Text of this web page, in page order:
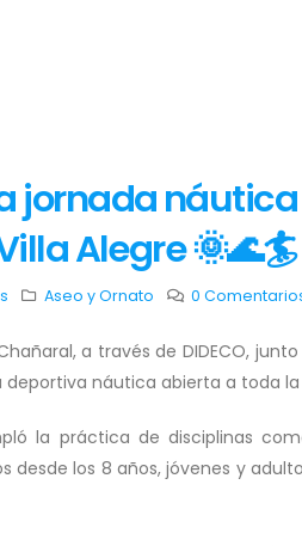
jornada
Alegre 🌞🌊🏄
Aseo y Ornato 0
a través de DIDECO,
náutica abierta a toda
la práctica de disciplinas
desde los 8 años, jóvenes y